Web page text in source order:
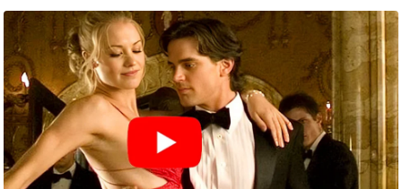
बॉ
वु
ड
हॉ
ली
वु
ड